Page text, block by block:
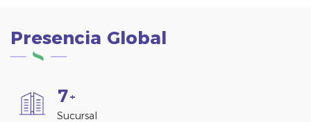
Presencia Global
7+
Sucursal